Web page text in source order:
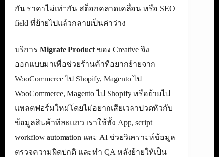
กัน ราคาไม่เท่ากัน สต็อกคลาดเคลื่อน หรือ SEO
field ที่ย้ายไปแล้วกลายเป็นค่าว่าง
บริการ Migrate Product ของ Creative จึง
ออกแบบมาเพื่อช่วยร้านค้าที่อยากย้ายจาก
WooCommerce ไป Shopify, Magento ไป
WooCommerce, Magento ไป Shopify หรือย้ายไป
แพลตฟอร์มใหม่โดยไม่อยากเสียเวลาปวดหัวกับ
ข้อมูลสินค้าทีละแถว เราใช้ทั้ง App, script,
workflow automation และ AI ช่วยวิเคราะห์ข้อมูล
ตรวจความผิดปกติ และทำ QA หลังย้ายให้เป็น